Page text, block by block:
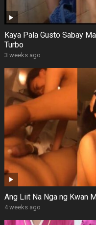
Kaya Pala Gusto Sabay
Turbo
3 weeks ago
Ang Liit Na Nga ng Kwan
4 weeks ago